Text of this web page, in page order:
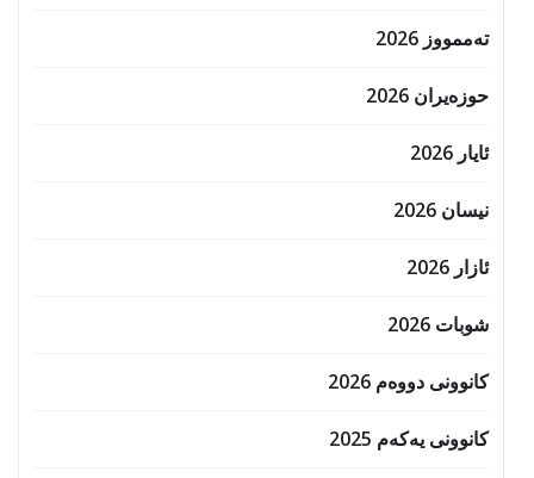
تەممووز 2026
حوزه‌یران 2026
ئایار 2026
نیسان 2026
ئازار 2026
شوبات 2026
کانوونی دووەم 2026
کانوونی یەکەم 2025